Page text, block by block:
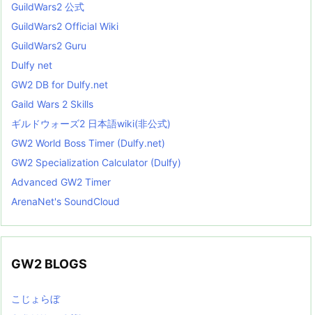
GuildWars2 公式
GuildWars2 Official Wiki
GuildWars2 Guru
Dulfy net
GW2 DB for Dulfy.net
Gaild Wars 2 Skills
ギルドウォーズ2 日本語wiki(非公式)
GW2 World Boss Timer (Dulfy.net)
GW2 Specialization Calculator (Dulfy)
Advanced GW2 Timer
ArenaNet's SoundCloud
GW2 BLOGS
こじょらぼ